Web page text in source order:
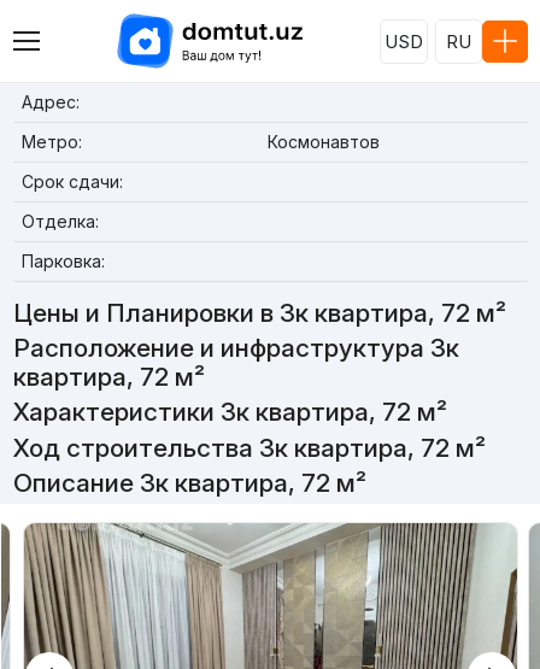
USD RU
Адрес:
Метро:
Космонавтов
Срок сдачи:
Отделка:
Парковка:
Цены и Планировки в 3к квартира, 72 м²
Расположение и инфраструктура 3к
квартира, 72 м²
Характеристики 3к квартира, 72 м²
Ход строительства 3к квартира, 72 м²
Описание 3к квартира, 72 м²